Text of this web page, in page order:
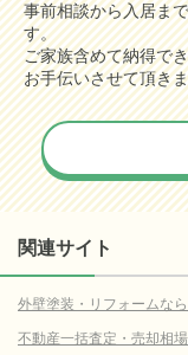
事前相談から入居ま
す。
ご家族含めて納得で
お手伝いさせて頂き
関連サイト
外壁塗装・リフォームな
不動産一括査定・売却相